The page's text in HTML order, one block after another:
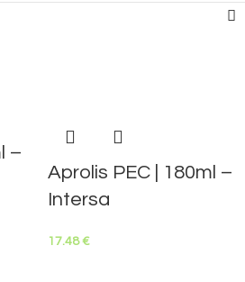
–
Aprolis PEC | 180ml –
Intersa
17.48€